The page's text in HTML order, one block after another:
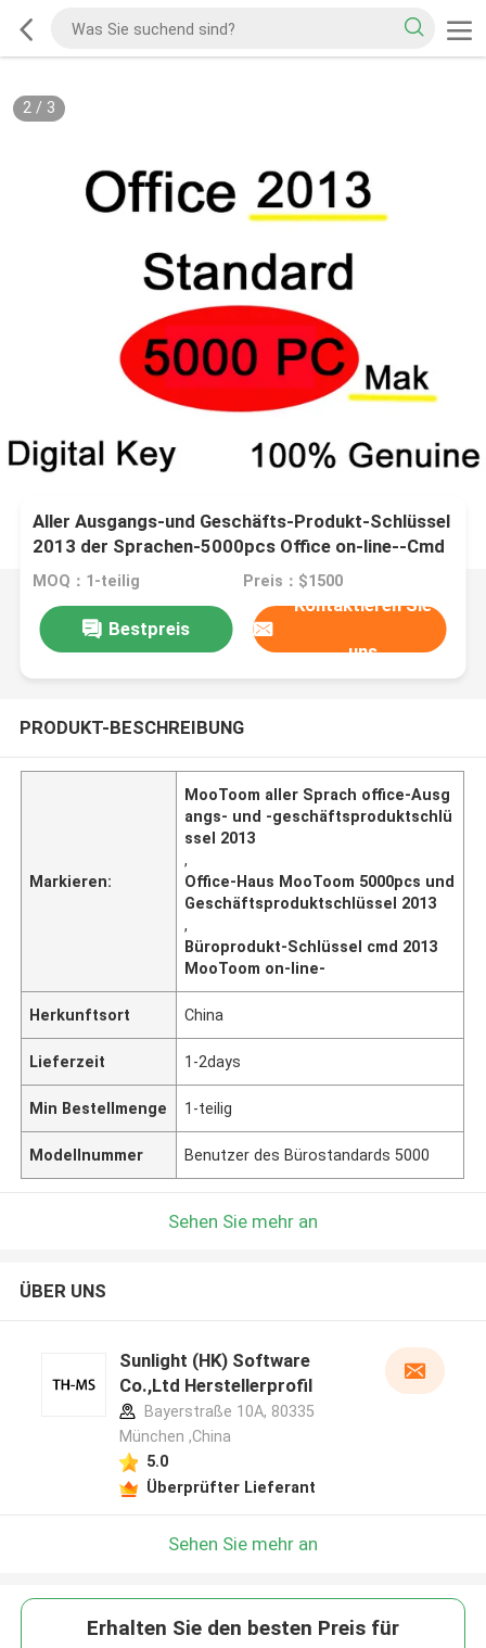
2/ 3
Aller Ausgangs-und Geschäfts-Produkt-Schlüssel
2013 der Sprachen-5000pcs Office on-line--Cmd
MOQ：1-teilig Preis：$1500
Bestpreis
Kontaktieren Sie
uns
PRODUKT-BESCHREIBUNG
Markieren:
MooToom aller Sprach office-Ausg
angs- und -geschäftsproduktschlü
ssel 2013
,
Office-Haus MooToom 5000pcs und
Geschäftsproduktschlüssel 2013
,
Büroprodukt-Schlüssel cmd 2013
MooToom on-line-
Herkunftsort China
Lieferzeit 1-2days
Min Bestellmenge 1-teilig
Modellnummer Benutzer des Bürostandards 5000
Sehen Sie mehr an
ÜBER UNS
Sunlight (HK) Software
Co.,Ltd Herstellerprofil
Bayerstraße 10A, 80335
München ,China
5.0
Überprüfter Lieferant
Sehen Sie mehr an
Erhalten Sie den besten Preis für